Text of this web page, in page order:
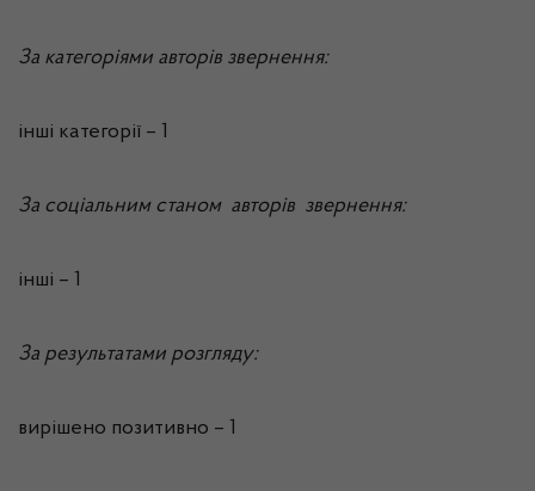
За категоріями авторів звернення:
інші категорії – 1
За соціальним станом авторів звернення:
інші – 1
За результатами розгляду:
вирішено позитивно – 1